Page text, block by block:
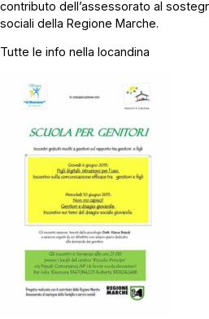
contributo dell’assessorato al
sociali della Regione Marche.
Tutte le info nella locandina